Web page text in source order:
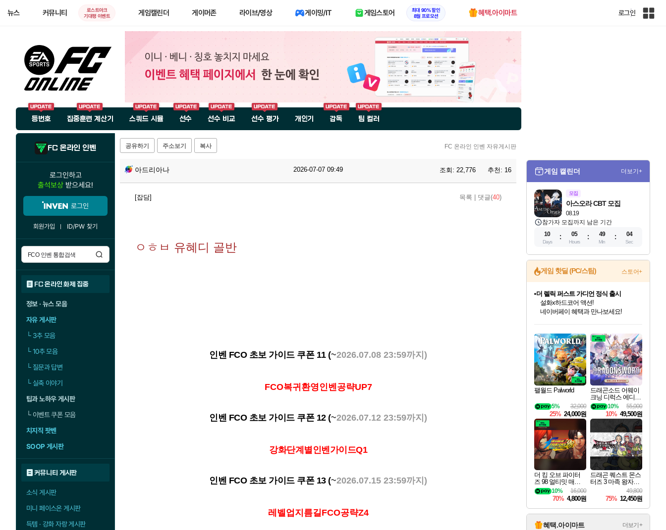
뉴스 커뮤니티
로스트아크
기대평 이벤트
게임캘린더 게이머존 라이브/영상 게이밍/IT 게임스토어
최대 90% 할인
8월 프로모션
혜택.아이마트 로그인
인
등번호 집중훈련 계산기 스쿼드 시뮬 선수 선수 비교 선수 평가 개인기 감독 팀 컬러
FC 온라인 인벤
로그인하고
출석보상 받으세요!
로그인
회원가입 ID/PW 찾기
FC 온라인 화제 집중
정보 · 뉴스 모음
자유 게시판
└3추 모음
└10추 모음
└질문과 답변
└실축 이야기
팁과 노하우 게시판
└이벤트 쿠폰 모음
치지직 팟벤
SOOP 게시판
커뮤니티 게시판
소식 게시판
미니 페이스온 게시판
득템 · 강화 자랑 게시판
공유하기 주소보기 복사 FC 온라인 인벤 자유게시판
아드리아나 2026-07-07 09:49 조회: 22,776 추천: 16
[잡담] 목록 댓글(40)
ㅇㅎㅂ 유혜디 골반
인벤 FCO 초보 가이드 쿠폰 11 (~2026.07.08 23:59까지)
FCO복귀환영인벤공략UP7
인벤 FCO 초보 가이드 쿠폰 12 (~2026.07.12 23:59까지)
강화단계별인벤가이드Q1
인벤 FCO 초보 가이드 쿠폰 13 (~2026.07.15 23:59까지)
레벨업지름길FCO공략Z4
게임 캘린더 더보기+
모집
08.19
아스오라 CBT 모집
참가자 모집까지 남은 기간
10
Days
05
Hours
49
Min
02
Sec
게임 핫딜 (PC/스팀) 스토어+
최대 90% 할인가를 만나보세요!
네이버혜택과 함께 만나보세요!
50%할인&추가 적립까지!
네이버 포인트 혜택까지!
이니&베니 혜택까지!
네이버 혜택가와 함께 예약하세요!
할인&네이버혜택으로 만나보세요!
더 렐릭 퍼스트 가디언 정식 출시
설화x하드코어 액션!
네이버페이 혜택과 만나보세요!
40주년 프로모션으로 만나보세요!
할인가에 만나보세요!
일부 에디션 상시 할인!
혜택으로 예약 판매 중
편안하게 충전하세요
팰월드 Palworld
32,000
5%
25% 24,000원
드래곤소드 어웨이
크닝 디럭스 에디션
DragonSword Awake
ning Deluxe Edition
55,000
10%
10% 49,500원
더 킹 오브 파이터
즈 98 얼티밋 매치
파이널 에디션 THE
KING OF FIGHTER
S 98 ULTIMATE MA
TCH FINAL EDITIO
N
16,000
10%
70% 4,800원
드래곤 퀘스트 몬스
터즈 3 마족 왕자와
엘프의 여행 Dragon
Quest Monsters The
Dark Prince
49,800
75% 12,450원
혜택.아이마트 더보기+